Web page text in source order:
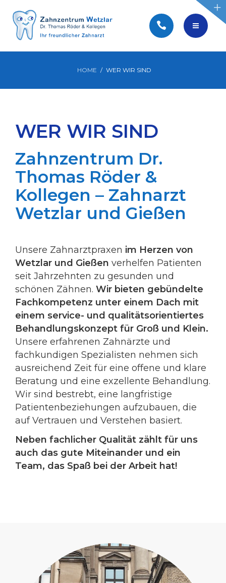
BEWERBEN
PRAXIS WEBSEITEN
BEWERBEN
PRAXIS WEBSEITEN
HOME WER WIR SIND
WER WIR SIND
Zahnzentrum Dr.
Thomas Röder &
Kollegen – Zahnarzt
Wetzlar und Gießen
Unsere Zahnarztpraxen im Herzen von
Wetzlar und Gießen verhelfen Patienten
seit Jahrzehnten zu gesunden und
schönen Zähnen. Wir bieten gebündelte
Fachkompetenz unter einem Dach mit
einem service- und qualitätsorientiertes
Behandlungskonzept für Groß und Klein.
Unsere erfahrenen Zahnärzte und
fachkundigen Spezialisten nehmen sich
ausreichend Zeit für eine offene und klare
Beratung und eine exzellente Behandlung.
Wir sind bestrebt, eine langfristige
Patientenbeziehungen aufzubauen, die
auf Vertrauen und Verstehen basiert.
Neben fachlicher Qualität zählt für uns
auch das gute Miteinander und ein
Team, das Spaß bei der Arbeit hat!